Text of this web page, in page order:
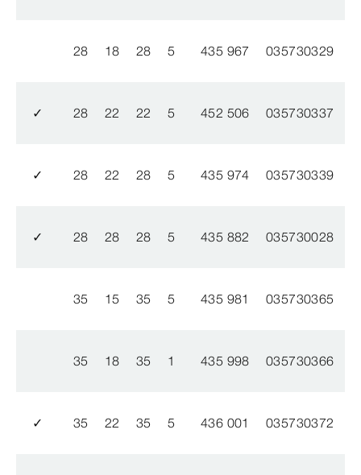
28 18 28 5 435 967 035730329
✓ 28 22 22 5 452 506 035730337
✓ 28 22 28 5 435 974 035730339
✓ 28 28 28 5 435 882 035730028
35 15 35 5 435 981 035730365
35 18 35 1 435 998 035730366
✓ 35 22 35 5 436 001 035730372